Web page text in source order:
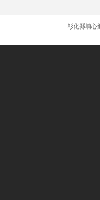
彰化縣埔心